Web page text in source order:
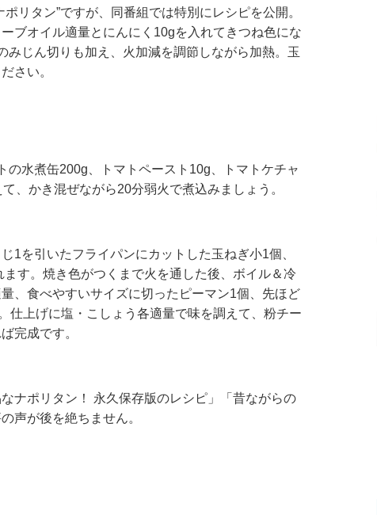
リタン”ですが、同番組では特別にレシピを公開。
ブオイル適量とにんにく10gを入れてきつね色にな
みじん切りも加え、火加減を調節しながら加熱。玉
さい。
の水煮缶200g、トマトペースト10g、トマトケチャ
、かき混ぜながら20分弱火で煮込みましょう。
1を引いたフライパンにカットした玉ねぎ小1個、
す。焼き色がつくまで火を通した後、ボイル＆冷
、食べやすいサイズに切ったピーマン1個、先ほど
仕上げに塩・こしょう各適量で味を調えて、粉チー
完成です。
ナポリタン！ 永久保存版のレシピ」「昔ながらの
声が後を絶ちません。